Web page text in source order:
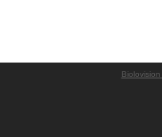
Biolovision